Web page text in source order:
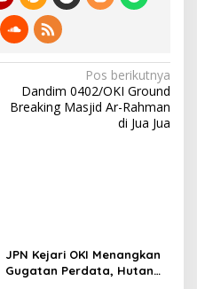
Pos berikutnya
Dandim 0402/OKI Ground
Breaking Masjid Ar-Rahman
di Jua Jua
JPN Kejari OKI Menangkan
Gugatan Perdata, Hutan